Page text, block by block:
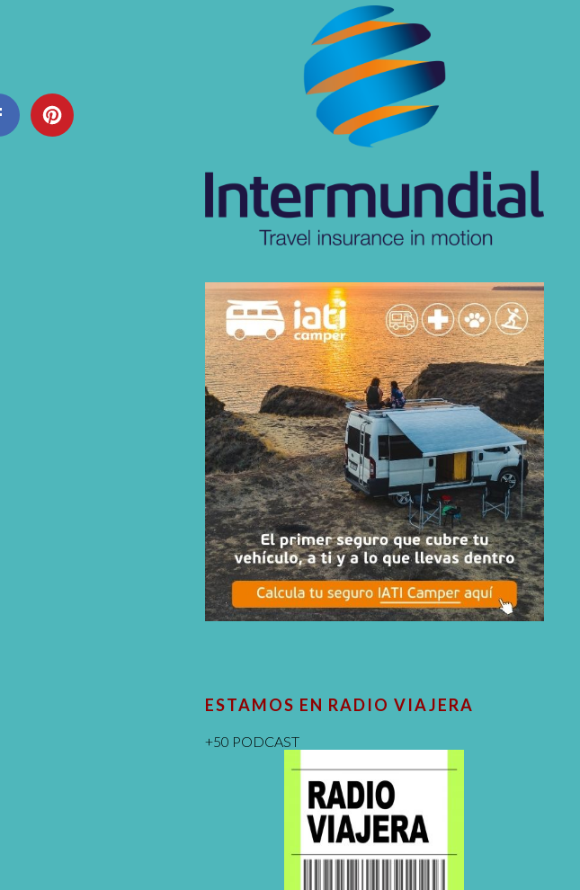
ESTAMOS EN RADIO VIAJERA
+50 PODCAST